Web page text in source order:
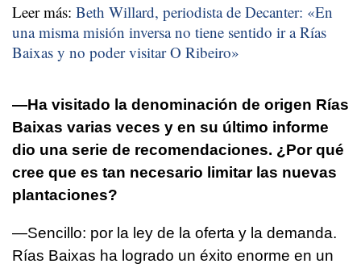
Leer más: Beth Willard, periodista de Decanter: «En
una misma misión inversa no tiene sentido ir a Rías
Baixas y no poder visitar O Ribeiro»
—Ha visitado la denominación de origen Rías
Baixas varias veces y en su último informe
dio una serie de recomendaciones. ¿Por qué
cree que es tan necesario limitar las nuevas
plantaciones?
—Sencillo: por la ley de la oferta y la demanda.
Rías Baixas ha logrado un éxito enorme en un